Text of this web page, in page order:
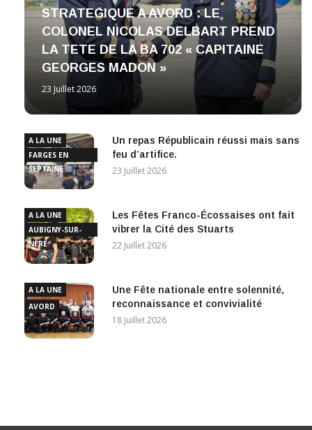
STRATEGIQUE A AVORD : LE
COLONEL NICOLAS DELBART PREND
LA TETE DE LA BA 702 « CAPITAINE
GEORGES MADON »
23 Juillet 2026
A LA UNE
FARGES EN
SEPTAINE
Un repas Républicain réussi mais sans
feu d’artifice.
23 Juillet 2026
A LA UNE
AUBIGNY-SUR-
NÈRE
Les Fêtes Franco-Écossaises ont fait
vibrer la Cité des Stuarts
22 Juillet 2026
A LA UNE
AVORD
Une Fête nationale entre solennité,
reconnaissance et convivialité
18 Juillet 2026